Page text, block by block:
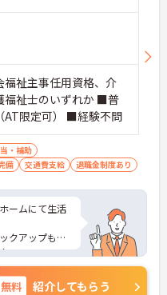
祉主事任用資格、介
福祉士のいずれか ■普
AT限定可） ■経験不問
・補助
備 交通費支給 退職金制度あり
ームにて生活
クアップも充
でお問い合わ
ます！
無料 紹介してもらう